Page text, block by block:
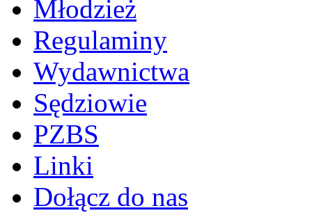
Młodzież
Regulaminy
Wydawnictwa
Sędziowie
PZBS
Linki
Dołącz do nas